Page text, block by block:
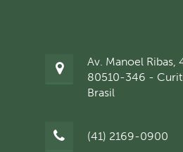
Av. Manoel Ribas,
80510-346 -
Brasil
(41) 2169-0900